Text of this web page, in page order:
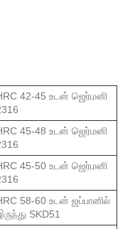
42-45 உடன் ஜெர்மனி
45-48 உடன் ஜெர்மனி
45-50 உடன் ஜெர்மனி
58-60 உடன் ஜப்பானில்
SKD51